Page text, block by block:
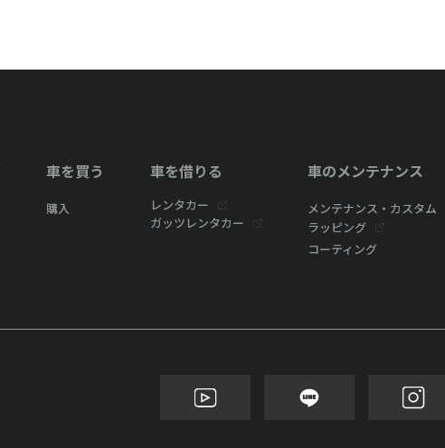
車を買う
購入
車を借りる
レンタカー
ガッツレンタカー
車のメンテナンス
メンテナンス・カスタム
ラッピング
コーティング